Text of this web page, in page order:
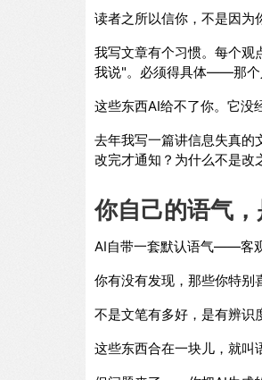
读者之所以信你，不是因
我写文章有个习惯。每个观
我说"。必须得具体——那个
这些东西AI给不了你。它没
去年我写一篇讲信息失真的
改完才通知？为什么不是改
你自己的语气
AI自带一套默认语气——客
你有没有发现，那些你特别
不是文笔有多好，是有辨识
这些东西合在一块儿，就叫